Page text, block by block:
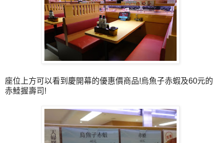
座位上方可以看到慶開幕的優惠價商品!烏魚子赤蝦及60元的
赤鯥握壽司!